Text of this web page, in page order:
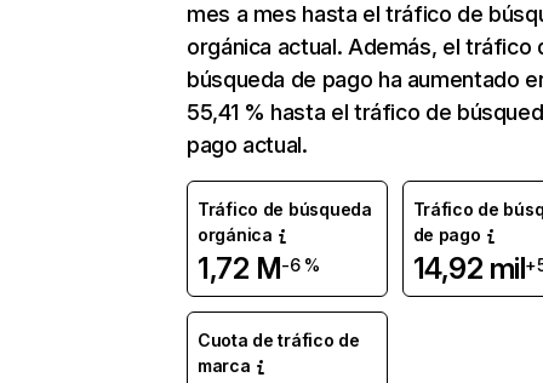
mes a mes hasta el tráfico de
orgánica actual. Además, el tráfico
búsqueda de pago ha aumentado
55,41 % hasta el tráfico de
pago actual.
Tráfico de búsqueda
orgánica
1,72 M-6 %
Tráfico de
de pago
14,92 mil
Cuota de tráfico de
marca